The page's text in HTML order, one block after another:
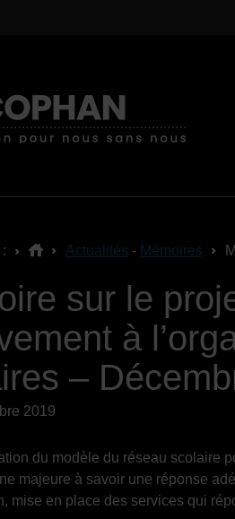
Actualités - Mémoires
sur le
à
–
2019
du modèle du réseau scolaire
majeure à savoir une réponse
mise en place des services qui